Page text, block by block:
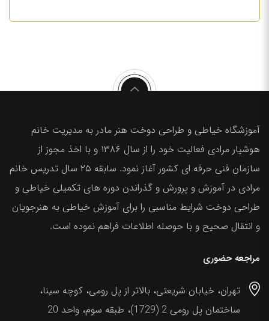
آموزشگاه خیاطی و طراحی دوخت هنر مادر به مدیریت خانم
هوشیار مرادی فعالیت خود را از سال ۱۳۸۶ و با اخذ مجوز از
سازمان فنی حرفه ای کشور آغاز نمود. سابقه ۲۵ سال تدریس خانم
مرادی در آموزش و پرورش و گذراندن دوره های تکمیلی خیاطی و
طراحی دوخت شرایط مناسبی را برای آموزش خیاطی به هنرجویان
و انتقال صحیح و با حوصله اطلاعات فراهم نموده است.
مراجعه حضوری
تهران، خیابان شریعتی، بالاتر از پل رومی، کوچه سینا،
ساختمان پل رومی 2 (1729)، طبقه سوم، واحد 20